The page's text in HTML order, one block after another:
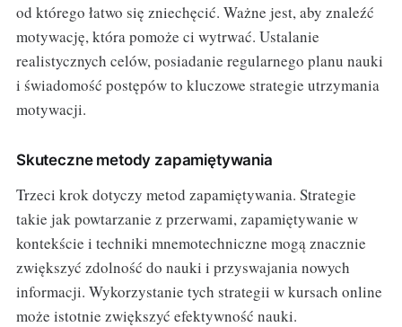
od którego łatwo się zniechęcić. Ważne jest, aby znaleźć
motywację, która pomoże ci wytrwać. Ustalanie
realistycznych celów, posiadanie regularnego planu nauki
i świadomość postępów to kluczowe strategie utrzymania
motywacji.
Skuteczne metody zapamiętywania
Trzeci krok dotyczy metod zapamiętywania. Strategie
takie jak powtarzanie z przerwami, zapamiętywanie w
kontekście i techniki mnemotechniczne mogą znacznie
zwiększyć zdolność do nauki i przyswajania nowych
informacji. Wykorzystanie tych strategii w kursach online
może istotnie zwiększyć efektywność nauki.